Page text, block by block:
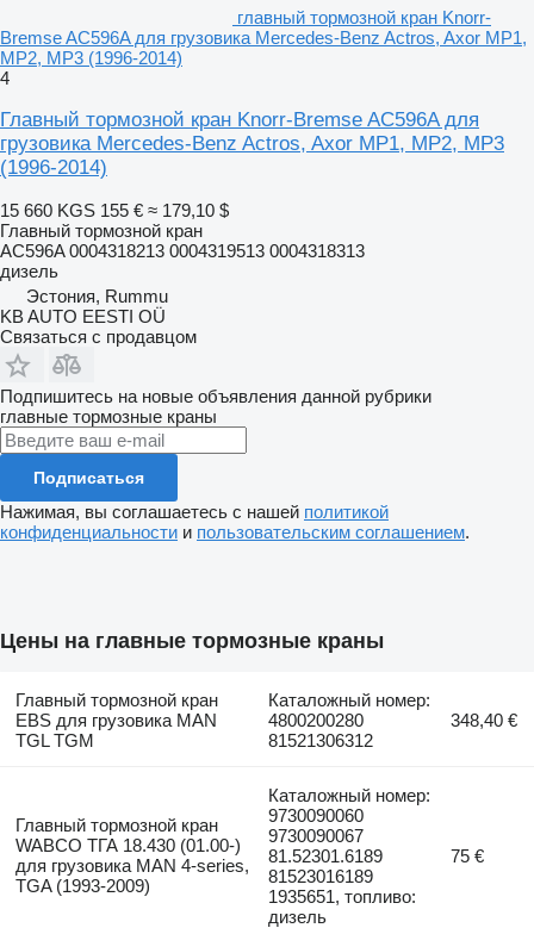
главный тормозной кран Knorr-
Bremse AC596A для грузовика Mercedes-Benz Actros, Axor MP1,
MP2, MP3 (1996-2014)
4
Главный тормозной кран Knorr-Bremse AC596A для
грузовика Mercedes-Benz Actros, Axor MP1, MP2, MP3
(1996-2014)
15 660 KGS 155 € ≈ 179,10 $
Главный тормозной кран
AC596A 0004318213 0004319513 0004318313
дизель
Эстония, Rummu
KB AUTO EESTI OÜ
Связаться с продавцом
Подпишитесь на новые объявления данной рубрики
главные тормозные краны
Подписаться
Нажимая, вы соглашаетесь с нашей политикой
конфиденциальности и пользовательским соглашением.
Цены на главные тормозные краны
Главный тормозной кран
EBS для грузовика MAN
TGL TGM
Каталожный номер:
4800200280
81521306312
348,40 €
Главный тормозной кран
WABCO ТГА 18.430 (01.00-)
для грузовика MAN 4-series,
TGA (1993-2009)
Каталожный номер:
9730090060
9730090067
81.52301.6189
81523016189
1935651, топливо:
дизель
75 €